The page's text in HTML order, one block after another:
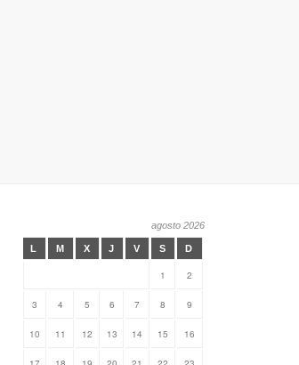
agosto 2026
L M X J V S D
1 2
3 4 5 6 7 8 9
10 11 12 13 14 15 16